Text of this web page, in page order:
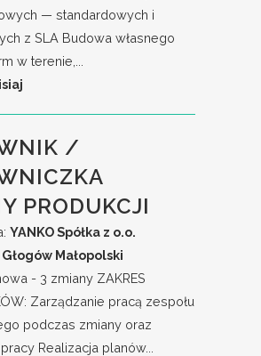
— standardowych i
z SLA Budowa własnego
w terenie,...
/
PRODUKCJI
YANKO Spółka z o.o.
Głogów Małopolski
- 3 zmiany ZAKRES
Zarządzanie pracą zespołu
podczas zmiany oraz
Realizacja planów...